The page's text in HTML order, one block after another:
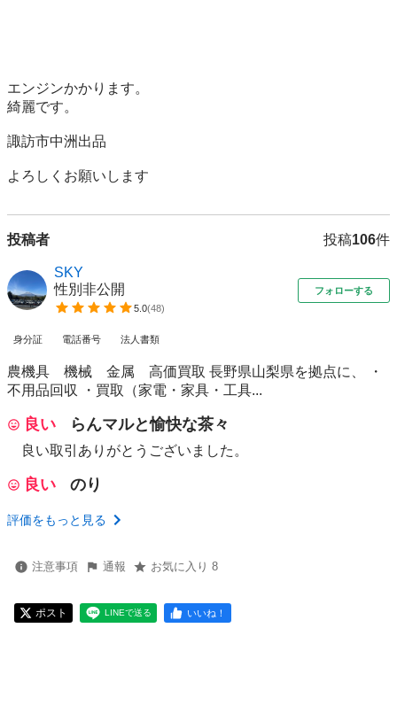
エンジンかかります。
綺麗です。
諏訪市中洲出品
よろしくお願いします
投稿者 投稿106件
SKY
性別非公開
5.0(48)
フォローする
身分証 電話番号 法人書類
農機具 機械 金属 高価買取 長野県山梨県を拠点に、 ・
不用品回収 ・買取（家電・家具・工具...
良い らんマルと愉快な茶々
良い取引ありがとうございました。
良い のり
評価をもっと見る
注意事項 通報 お気に入り 8
ポスト LINEで送る いいね！